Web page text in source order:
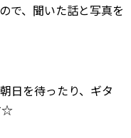
で、聞いた話と写真を
日を待ったり、ギタ
☆